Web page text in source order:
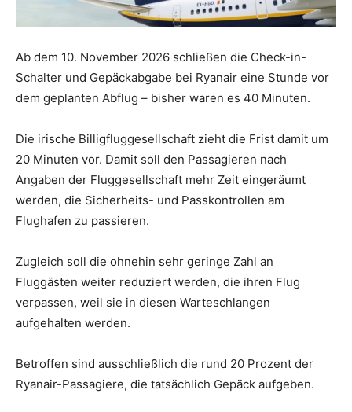
Ab dem 10. November 2026 schließen die Check-in-
Schalter und Gepäckabgabe bei Ryanair eine Stunde vor
dem geplanten Abflug – bisher waren es 40 Minuten.
Die irische Billigfluggesellschaft zieht die Frist damit um
20 Minuten vor. Damit soll den Passagieren nach
Angaben der Fluggesellschaft mehr Zeit eingeräumt
werden, die Sicherheits- und Passkontrollen am
Flughafen zu passieren.
Zugleich soll die ohnehin sehr geringe Zahl an
Fluggästen weiter reduziert werden, die ihren Flug
verpassen, weil sie in diesen Warteschlangen
aufgehalten werden.
Betroffen sind ausschließlich die rund 20 Prozent der
Ryanair-Passagiere, die tatsächlich Gepäck aufgeben.